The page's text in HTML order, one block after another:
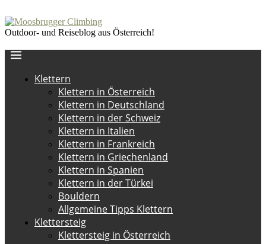
Outdoor- und Reiseblog aus Österreich!
Klettern
Klettern in Österreich
Klettern in Deutschland
Klettern in der Schweiz
Klettern in Italien
Klettern in Frankreich
Klettern in Griechenland
Klettern in Spanien
Klettern in der Türkei
Bouldern
Allgemeine Tipps Klettern
Klettersteig
Klettersteig in Österreich